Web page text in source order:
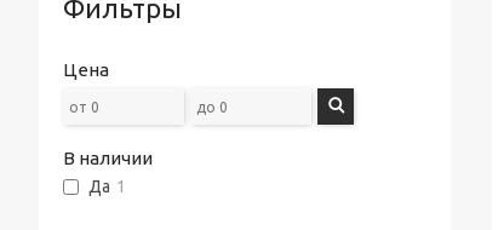
Фильтры
Цена
В наличии
Да 1